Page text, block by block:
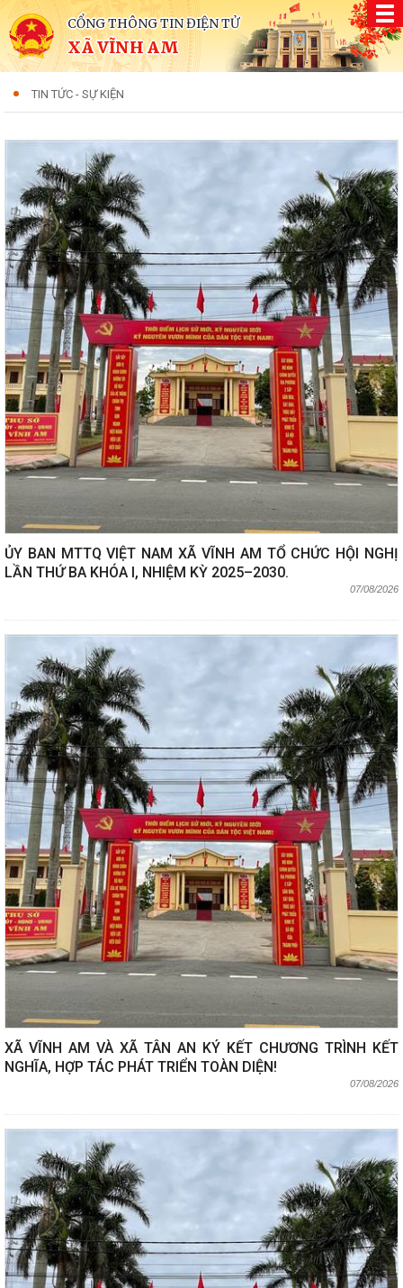
CỔNG THÔNG TIN ĐIỆN TỬ
XÃ VĨNH AM
TIN TỨC - SỰ KIỆN
ỦY BAN MTTQ VIỆT NAM XÃ VĨNH AM TỔ CHỨC HỘI NGHỊ
LẦN THỨ BA KHÓA I, NHIỆM KỲ 2025–2030.
07/08/2026
XÃ VĨNH AM VÀ XÃ TÂN AN KÝ KẾT CHƯƠNG TRÌNH KẾT
NGHĨA, HỢP TÁC PHÁT TRIỂN TOÀN DIỆN!
07/08/2026